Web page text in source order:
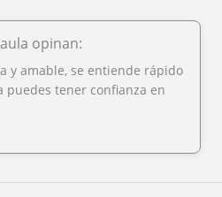
opinan:
y amable, se entiende rápido
puedes tener confianza en